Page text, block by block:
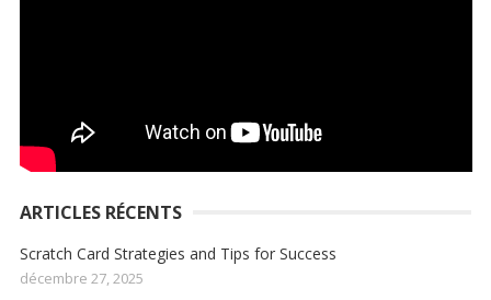
ARTICLES RÉCENTS
Scratch Card Strategies and Tips for Success
décembre 27, 2025